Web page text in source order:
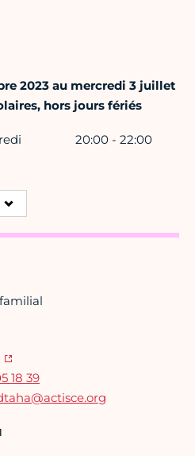
2023 au mercredi 3 juillet
hors jours fériés
20:00 - 22:00
18 39